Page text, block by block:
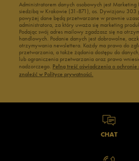
Administratorem danych osobowych jest Marketing
siedzibą w Krakowie (31-871), os. Dywizjonu 303
powyżej dane będą przetwarzane w prawnie
administratora, za który uważa się marketing
Podając swój adres mailowy zgadzasz się na
handlowych. Podanie danych jest dobrowolne,
otrzymywania newslettera. Każdy ma prawo do
przetwarzania, a także żądania dostępu do
lub ograniczenia przetwarzania oraz prawo
nadzorczego. Pełną treść oświadczenia o
znaleźć w Polityce prywatności.
CHAT